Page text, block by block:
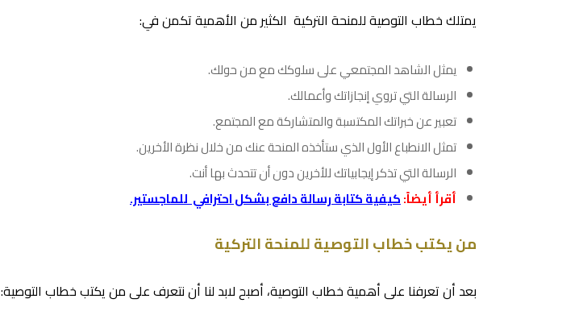
يمتلك خطاب التوصية للمنحة التركية الكثير من الأهمية تكمن في:
يمثل الشاهد المجتمعي على سلوكك مع من حولك.
الرسالة التي تروي إنجازاتك وأعمالك.
تعبير عن خبراتك المكتسبة والمتشاركة مع المجتمع.
تمثل الانطباع الأول الذي ستأخذه المنحة عنك من خلال نظرة الأخرين.
الرسالة التي تذكر إيجابياتك للأخرين دون أن تتحدث بها أنت.
أقرأ أيضاً:كيفية كتابة رسالة دافع بشكل احترافي للماجستير.
من يكتب خطاب التوصية للمنحة التركية
بعد أن تعرفنا على أهمية خطاب التوصية، أصبح لابد لنا أن نتعرف على من يكتب خطاب التوصية: